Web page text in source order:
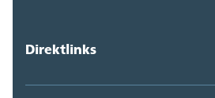
Direktlinks